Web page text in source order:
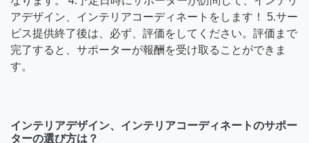
アデザイン、インテリアコーディネートをします！ 5.サー
ビス提供終了後は、必ず、評価をしてください。評価まで
完了すると、サポーターが報酬を受け取ることができま
す。
インテリアデザイン、インテリアコーディネートのサポー
ターの選び方は？